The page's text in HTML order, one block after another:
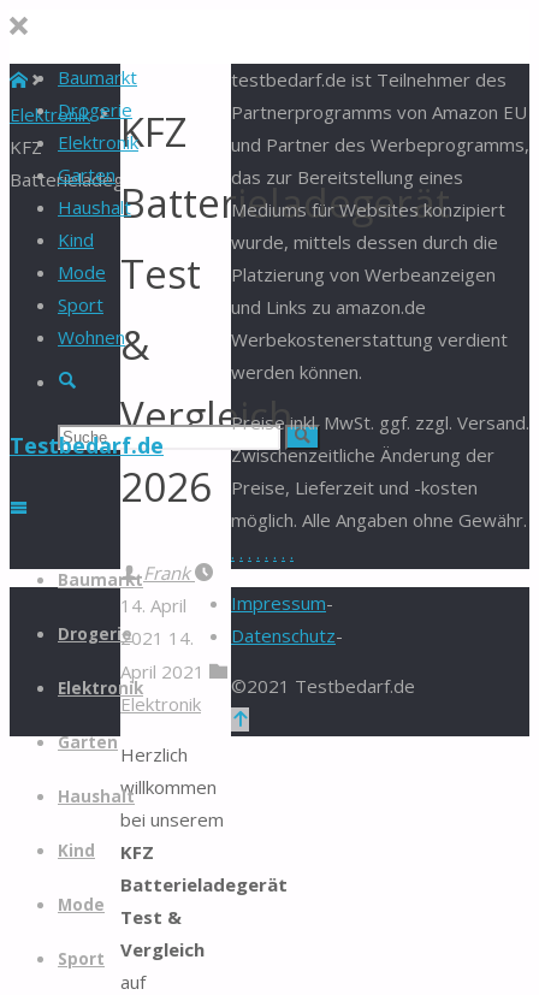
Baumarkt
Drogerie
Elektronik
Garten
Haushalt
Kind
Mode
Sport
Wohnen
Suche
Suchen Suche
Testbedarf.de
Zum
springen
Baumarkt
Drogerie
Elektronik
Garten
Haushalt
Kind
Mode
Sport
Start
Elektronik
KFZ
Batterieladegerät
KFZ
Batterieladegerät
Test
&
Vergleich
2026
Frank
14. April
2021 14.
April 2021
Elektronik
Herzlich
willkommen
bei unserem
KFZ
Batterieladegerät
Test &
Vergleich
auf
testbedarf.de ist Teilnehmer des
Partnerprogramms von Amazon EU
und Partner des Werbeprogramms,
das zur Bereitstellung eines
Mediums für Websites konzipiert
wurde, mittels dessen durch die
Platzierung von Werbeanzeigen
und Links zu amazon.de
Werbekostenerstattung verdient
werden können.
Preise inkl. MwSt. ggf. zzgl. Versand.
Zwischenzeitliche Änderung der
Preise, Lieferzeit und -kosten
möglich. Alle Angaben ohne Gewähr.
. . . . . . . .
Impressum-
Datenschutz-
©2021 Testbedarf.de
Zurück